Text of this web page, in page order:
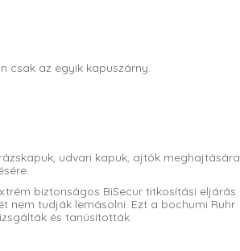
csak az egyik kapuszárny.
udvari kapuk, ajtók meghajtására
biztonságos BiSecur titkosítási eljárás
nem tudják lemásolni. Ezt a bochumi Ruhr
és tanúsították.